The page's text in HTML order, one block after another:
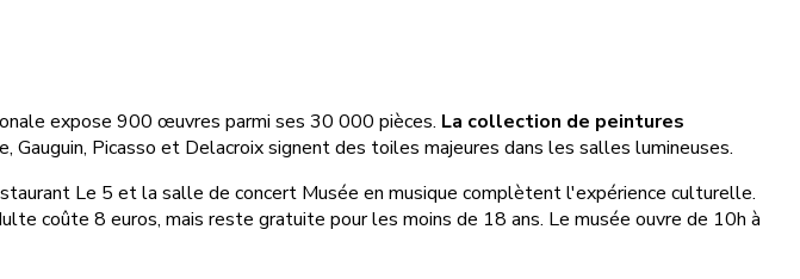
expose 900 œuvres parmi ses 30 000 pièces. La collection de peintures
Picasso et Delacroix signent des toiles majeures dans les salles lumineuses.
Le 5 et la salle de concert Musée en musique complètent l'expérience culturelle.
coûte 8 euros, mais reste gratuite pour les moins de 18 ans. Le musée ouvre de 10h à